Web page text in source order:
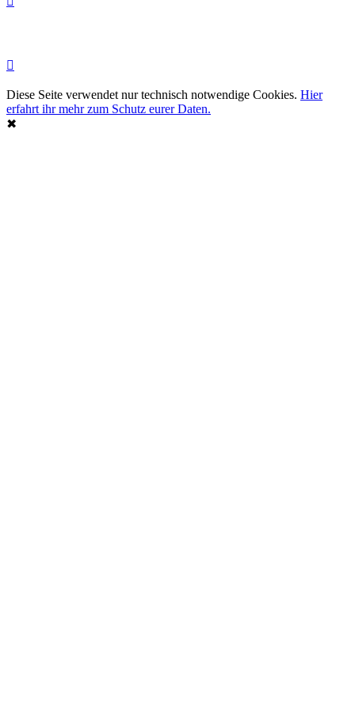
Diese Seite verwendet nur technisch notwendige Cookies. Hier
erfahrt ihr mehr zum Schutz eurer Daten.
✖